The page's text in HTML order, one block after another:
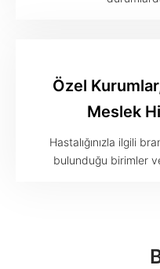
Özel
Meslek
Hastalığınızla ilgili
bulunduğu birimler